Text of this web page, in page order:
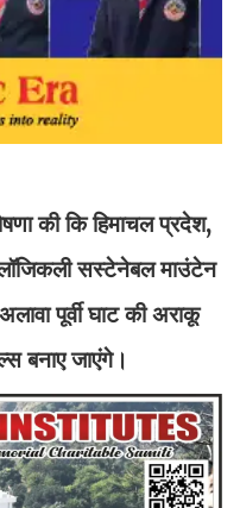
की कि हिमाचल प्रदेश,
सस्टेनेबल माउंटेन
पूर्वी घाट की अराकू
बनाए जाएंगे।